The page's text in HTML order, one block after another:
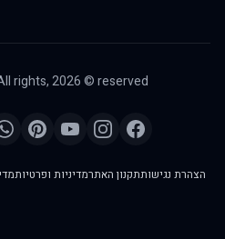
rights,2026© reserved
הצהרת נגישותתקנון האתרמדיניות ופרטיות